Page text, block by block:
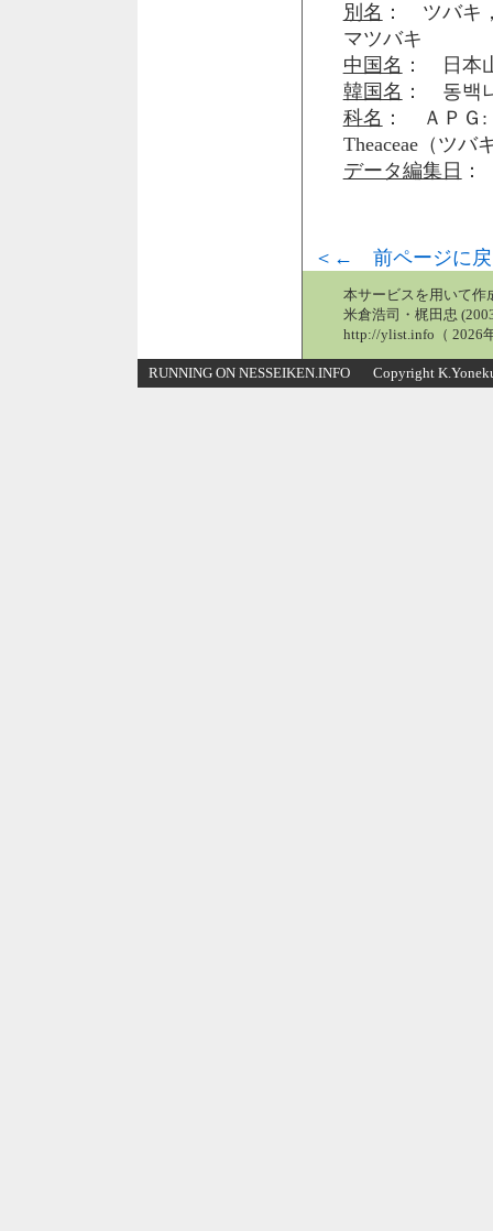
別名 ： ツバキ
マツバキ
中国名 ： 日本
韓国名 ： 동백
科名 ： ＡＰＧ:
Theaceae（ツ
データ編集日
＜← 前ページに戻
本サービスを用いて作
米倉浩司・梶田忠
http://ylist.info（ 2026
RUNNING ON NESSEIKEN.INFO Copyright